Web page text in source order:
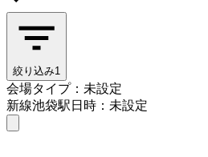
絞り込み1
会場タイプ：未設定
新線池袋駅日時：未設定